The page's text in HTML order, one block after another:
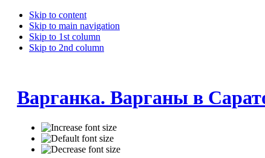
Skip to content
Skip to main navigation
Skip to 1st column
Skip to 2nd column
Варганка. Варганы в